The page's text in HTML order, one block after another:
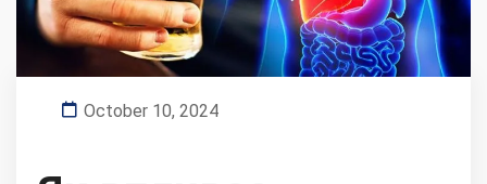
October 10, 2024